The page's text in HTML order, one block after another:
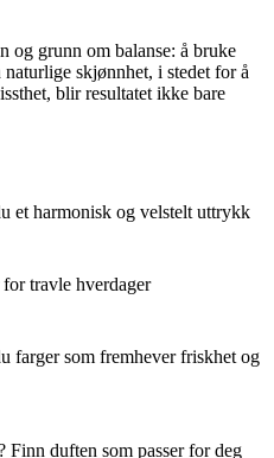
og grunn om balanse: å bruke
skjønnhet, i stedet for å
blir resultatet ikke bare
et harmonisk og velstelt uttrykk
travle hverdager
farger som fremhever friskhet og
Finn duften som passer for deg